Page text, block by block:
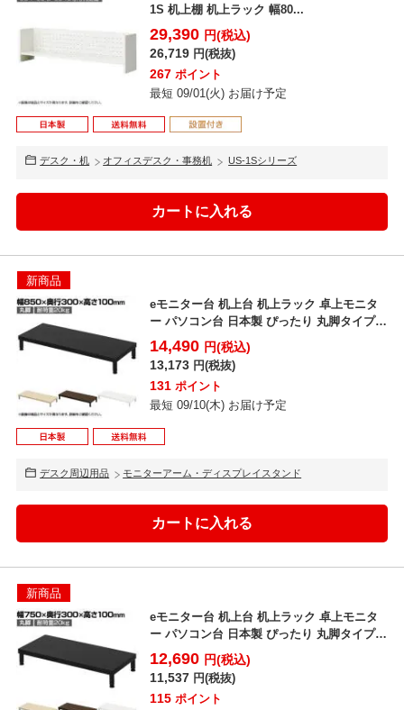
1S 机上棚 机上ラック 幅80...
29,390 円(税込)
26,719 円(税抜)
267 ポイント
最短 09/01(火) お届け予定
デスク・机 オフィスデスク・事務机 US-1Sシリーズ
新商品
eモニター台 机上台 机上ラック 卓上モニタ
ー パソコン台 日本製 ぴったり 丸脚タイプ
幅850×...
14,490 円(税込)
13,173 円(税抜)
131 ポイント
最短 09/10(木) お届け予定
デスク周辺用品 モニターアーム・ディスプレイスタンド
新商品
eモニター台 机上台 机上ラック 卓上モニタ
ー パソコン台 日本製 ぴったり 丸脚タイプ
幅750×...
12,690 円(税込)
11,537 円(税抜)
115 ポイント